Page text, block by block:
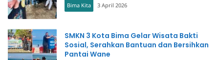
Bima Kita 3 April 2026
SMKN 3 Kota Bima Gelar Wisata Bakti
Sosial, Serahkan Bantuan dan Bersihkan
Pantai Wane